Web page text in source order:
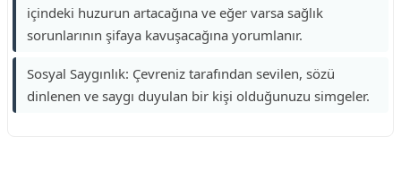
içindeki huzurun artacağına ve eğer varsa sağlık
sorunlarının şifaya kavuşacağına yorumlanır.
Sosyal Saygınlık: Çevreniz tarafından sevilen, sözü
dinlenen ve saygı duyulan bir kişi olduğunuzu simgeler.